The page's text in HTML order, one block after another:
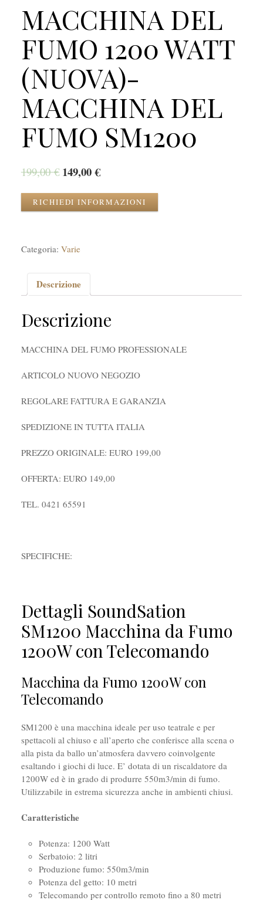
MACCHINA DEL
FUMO 1200 WATT
(NUOVA)-
MACCHINA DEL
FUMO SM1200
199,00€ 149,00€
RICHIEDI INFORMAZIONI
Categoria: Varie
Descrizione
Descrizione
MACCHINA DEL FUMO PROFESSIONALE
ARTICOLO NUOVO NEGOZIO
REGOLARE FATTURA E GARANZIA
SPEDIZIONE IN TUTTA ITALIA
PREZZO ORIGINALE: EURO 199,00
OFFERTA: EURO 149,00
TEL. 0421 65591
SPECIFICHE:
Dettagli SoundSation
SM1200 Macchina da Fumo
1200W con Telecomando
Macchina da Fumo 1200W con
Telecomando
SM1200 è una macchina ideale per uso teatrale e per
spettacoli al chiuso e all’aperto che conferisce alla scena o
alla pista da ballo un’atmosfera davvero coinvolgente
esaltando i giochi di luce. E’ dotata di un riscaldatore da
1200W ed è in grado di produrre 550m3/min di fumo.
Utilizzabile in estrema sicurezza anche in ambienti chiusi.
Caratteristiche
Potenza: 1200 Watt
Serbatoio: 2 litri
Produzione fumo: 550m3/min
Potenza del getto: 10 metri
Telecomando per controllo remoto fino a 80 metri